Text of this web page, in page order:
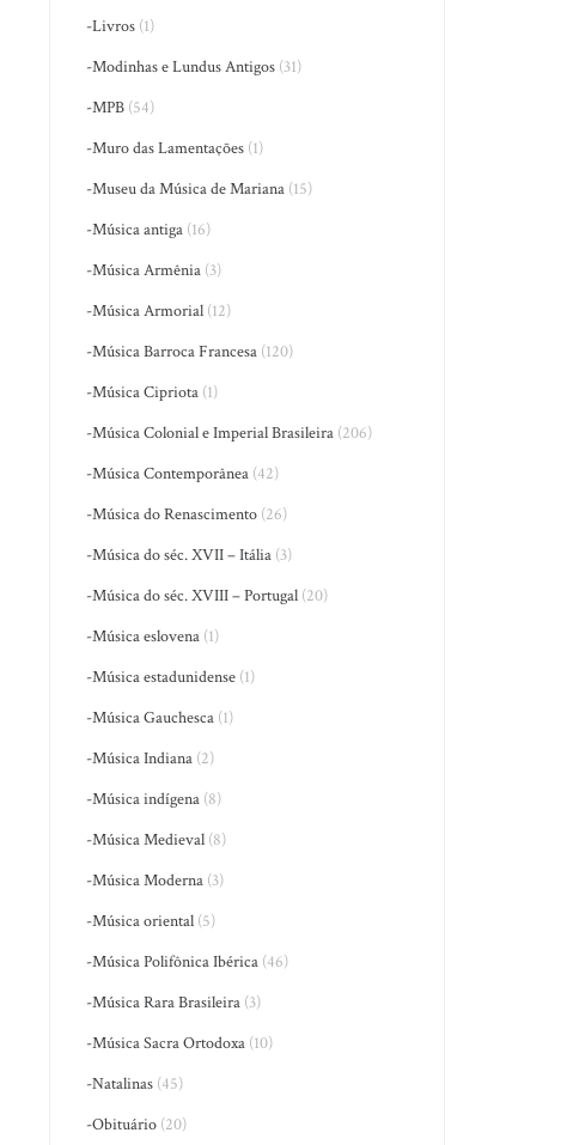
-Livros (1)
-Modinhas e Lundus Antigos (31)
-MPB (54)
-Muro das Lamentações (1)
-Museu da Música de Mariana (15)
-Música antiga (16)
-Música Armênia (3)
-Música Armorial (12)
-Música Barroca Francesa (120)
-Música Cipriota (1)
-Música Colonial e Imperial Brasileira (206)
-Música Contemporânea (42)
-Música do Renascimento (26)
-Música do séc. XVII – Itália (3)
-Música do séc. XVIII – Portugal (20)
-Música eslovena (1)
-Música estadunidense (1)
-Música Gauchesca (1)
-Música Indiana (2)
-Música indígena (8)
-Música Medieval (8)
-Música Moderna (3)
-Música oriental (5)
-Música Polifônica Ibérica (46)
-Música Rara Brasileira (3)
-Música Sacra Ortodoxa (10)
-Natalinas (45)
-Obituário (20)